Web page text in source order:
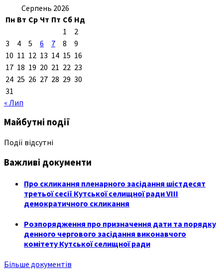
Серпень 2026
Пн Вт Ср Чт Пт Сб Нд
1
2
3
4 5 6 7 8
9
10 11 12 13 14 15 16
17 18 19 20 21 22 23
24 25 26 27 28 29 30
31
« Лип
Майбутні події
Події відсутні
Важливі документи
Про скликання пленарного засідання шістдесят
третьої сесії Кутської селищної ради VIII
демократичного скликання
Розпорядження про призначення дати та порядку
денного чергового засідання виконавчого
комітету Кутської селищної ради
Більше документів